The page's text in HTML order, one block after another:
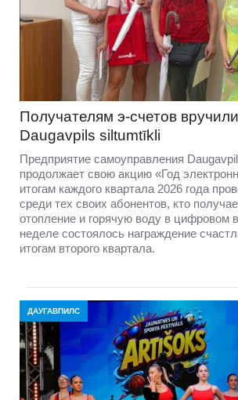
Получателям э-счетов
Daugavpils siltumtīkli
Предприятие самоуправления
продолжает свою акцию «Год
итогам каждого квартала 2026 года
среди тех своих абонентов, кто
отопление и горячую воду в цифровом
неделе состоялось награждение
итогам второго квартала.
ДАУГАВПИЛС